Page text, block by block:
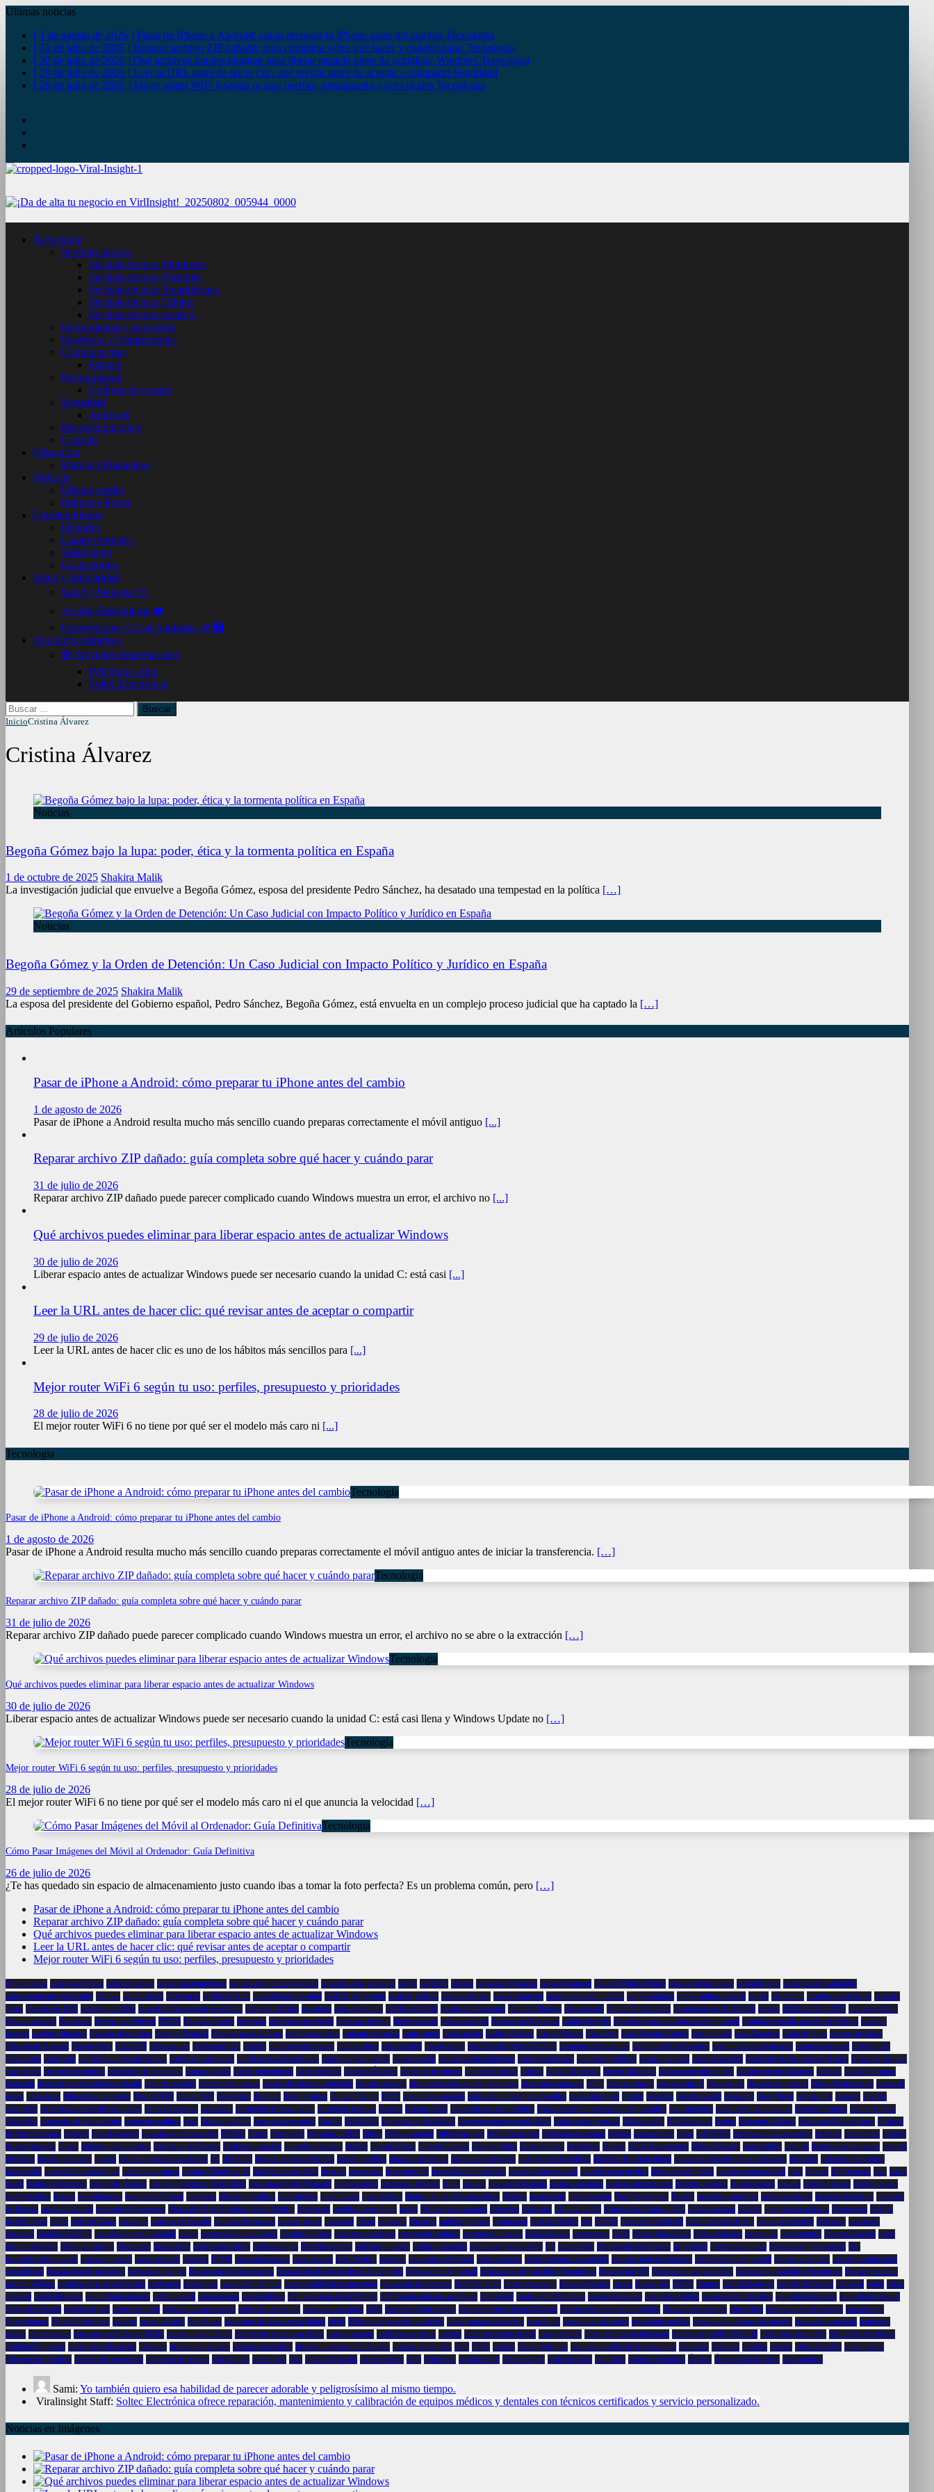
Ultimas noticias
[ 1 de agosto de 2026 ] Pasar de iPhone a Android: cómo preparar tu iPhone antes del cambio Tecnologia
[ 31 de julio de 2026 ] Reparar archivo ZIP dañado: guía completa sobre qué hacer y cuándo pararTecnologia
[ 30 de julio de 2026 ] Qué archivos puedes eliminar para liberar espacio antes de actualizar Windows Tecnologia
[ 29 de julio de 2026 ] Leer la URL antes de hacer clic: qué revisar antes de aceptar o compartir Seguridad
[ 28 de julio de 2026 ] Mejor router WiFi 6 según tu uso: perfiles, presupuesto y prioridades Tecnologia
Tecnología
Servicio tecnico
Servicio tecnico Monitores
Servicio tecnico Portatiles
Servicio tecnico Smartphones
Servicio tecnico Tablets
Servicio tecnico smart tv
Herramientas y accesorios
Hardware y Componentes
Comunicacion
Drivers
Programacion
Códigos de errores
Seguridad
Antivirus
Recomendaciones
Consejo
Educacion
Mercado Financiero
Noticias
Oriente medio
Politica y Poder
Entretenimiento
Deportes
Lugares turístico
Videojuego
Gastronomia
Salud y Solidaridad
Salud y bienestar 🩺
Acción Humanitaria ❤️
Emergencias y Crisis Sanitarias 🚨🏥
Directorio empresas
🛠️ Servicios Empresariales
Policlinica Alen
Soltec Electrónica
Buscar:
InicioCristina Álvarez
Cristina Álvarez
Noticias
Begoña Gómez bajo la lupa: poder, ética y la tormenta política en España
1 de octubre de 2025 Shakira Malik
La investigación judicial que envuelve a Begoña Gómez, esposa del presidente Pedro Sánchez, ha desatado una tempestad en la política […]
Noticias
Begoña Gómez y la Orden de Detención: Un Caso Judicial con Impacto Político y Jurídico en España
29 de septiembre de 2025 Shakira Malik
La esposa del presidente del Gobierno español, Pedro Sánchez, Begoña Gómez, está envuelta en un complejo proceso judicial que ha captado la […]
Artículos Populares
Pasar de iPhone a Android: cómo preparar tu iPhone antes del cambio
1 de agosto de 2026
Pasar de iPhone a Android resulta mucho más sencillo cuando preparas correctamente el móvil antiguo [...]
Reparar archivo ZIP dañado: guía completa sobre qué hacer y cuándo parar
31 de julio de 2026
Reparar archivo ZIP dañado puede parecer complicado cuando Windows muestra un error, el archivo no [...]
Qué archivos puedes eliminar para liberar espacio antes de actualizar Windows
30 de julio de 2026
Liberar espacio antes de actualizar Windows puede ser necesario cuando la unidad C: está casi [...]
Leer la URL antes de hacer clic: qué revisar antes de aceptar o compartir
29 de julio de 2026
Leer la URL antes de hacer clic es uno de los hábitos más sencillos para [...]
Mejor router WiFi 6 según tu uso: perfiles, presupuesto y prioridades
28 de julio de 2026
El mejor router WiFi 6 no tiene por qué ser el modelo más caro ni [...]
Tecnologia
Tecnologia
Pasar de iPhone a Android: cómo preparar tu iPhone antes del cambio
1 de agosto de 2026
Pasar de iPhone a Android resulta mucho más sencillo cuando preparas correctamente el móvil antiguo antes de iniciar la transferencia. […]
Tecnologia
Reparar archivo ZIP dañado: guía completa sobre qué hacer y cuándo parar
31 de julio de 2026
Reparar archivo ZIP dañado puede parecer complicado cuando Windows muestra un error, el archivo no se abre o la extracción […]
Tecnologia
Qué archivos puedes eliminar para liberar espacio antes de actualizar Windows
30 de julio de 2026
Liberar espacio antes de actualizar Windows puede ser necesario cuando la unidad C: está casi llena y Windows Update no […]
Tecnologia
Mejor router WiFi 6 según tu uso: perfiles, presupuesto y prioridades
28 de julio de 2026
El mejor router WiFi 6 no tiene por qué ser el modelo más caro ni el que anuncia la velocidad […]
Tecnologia
Cómo Pasar Imágenes del Móvil al Ordenador: Guía Definitiva
26 de julio de 2026
¿Te has quedado sin espacio de almacenamiento justo cuando ibas a tomar la foto perfecta? Es un problema común, pero […]
Pasar de iPhone a Android: cómo preparar tu iPhone antes del cambio
Reparar archivo ZIP dañado: guía completa sobre qué hacer y cuándo parar
Qué archivos puedes eliminar para liberar espacio antes de actualizar Windows
Leer la URL antes de hacer clic: qué revisar antes de aceptar o compartir
Mejor router WiFi 6 según tu uso: perfiles, presupuesto y prioridades
9.7 pulgadas Actividad Física actriz española actriz estadounidense actualidad política española adicción a las pantallas ADN AEMET afición Agencia Tributaria Aitana Bonmatí Alberto Núñez Feijóo alerta meteorológica alfombra roja alimentación saludable
almacenamiento en la nube Alonso alto el fuego Alzheimer anfibio ibérico ansiedad por la salud análisis del partido análisis judicial análisis técnico apalancamiento apertura del año judicial apoyo familiar apoyo militar a Israel Apple Argentina arquitectura barroca Arreglo
Asus Arreglo de iPad Arreglo de tablet Arreglo refrigeración de portátil Arreglo Toshiba asesinato astro argentino Atlético Madrid Audiencia Nacional Audios filtrados autocuidado Ayuda Humanitaria Ayuntamiento de Madrid Ayuso Balón de Oro 2025 banca española
Banco Sabadell Barcelona Bayern de Múnich BBVA Begoña Gómez bienestar bienestar emocional bienestar infantil biodiversidad bolsa española Bárbara de Braganza calidad de vida Cambiar conector alimentación portatil Cambiar pantalla portátil en Málaga Cambio
bisagra cambio climático Cambio disco duro Cambio Pantalla Cambio pantalla Asus canal ascendente cantante española cante jondo Carabanchel Carlos Alcaraz Carlos Mazón Casa Real caso Begoña Gómez caso judicial caso Zapatero Celta de Vigo centros de datos
Champions League Charlie Kirk ChatGPT ciberataques ciberseguridad cifrado cine contemporáneo cine de autor cine español clasificación clasificación Mundial 2026 computación cuántica computación en la nube comunidades autónomas comunidad local Comunidad
Valenciana confesión conflicto en Oriente Medio conflicto Irán-Israel conflicto israelí-palestino consejos para padres conservación conservación ambiental conservadurismo contratos públicos control de peso control parental Convento de las Salesas Reales Copa del Mundo
corrupción corrupción política creadores de contenido crianza digital Crisis humanitaria Crisis política Cristina Álvarez crímenes de guerra cultura española Cáncer David Broncano Debut Olímpico declaración ante el juez declaración de Zapatero defensa Dejar de Fumar
demanda dependencia tecnológica infantil deporte español derechos humanos desarrollo infantil saludable desinformación desintoxicación digital para niños detección temprana DGT diabetes tipo 1 diabetes tipo 2 diagnóstico diagnóstico precoz Dieta Mediterránea dietas de
moda diferencial diligencias judiciales Disco HDD Disco SSD diversidad divorcio dolor crónico Donald Trump DXY economía española educación digital para familias educación rural Egipto ejercicio ejército israelí elegancia Elon Musk empate 1-1 empatía energía
renovable enfermedades cardiovasculares entradas Rosalía escándalo escándalo de corrupción escándalo político España España 2025 Especialistas en Portátiles Especialistas en reparación de portátiles espiritualidad estabilidad institucional Estados Unidos Estilo de Vida
Saludable estrategia de negociación estrategia política euro Eurocopa 2025 eurocopa femenina Europa EURUSD Expertos en Portátliles Expertosreparacionportátiles exploración espacial fallecimiento FC Barcelona Feijóo Fernando Alonso Ferrocarril Subterráneo Festival
de San Sebastián firewall Fiscal General Fiscalía Anticorrupción FOMC Forex Fórmula 1 Fórmula 1 2025 fútbol Fútbol español fútbol europeo fútbol femenino fútbol internacional Galicia gastronomía Gaza GBPUSD generación de contenido genética geopolítica gestión
de emergencias Gmail gobierno autonómico Gobierno de España Gobierno español goleador veterano google Google Drive Google Gemini Google Maps Guardia Civil hambruna Hamás HDD Regenerator Helena Jubany hipocondría historia historia del flamenco historia
del islam hogar inteligente humor hábitos digitales saludables IA IBEX 35 Iglesia de Santa Bárbara imagen pública impacto mediático incendios forestales independencia judicial indicios de criminalidad indicios racionales de criminalidad inflación inflamación crónica
innovación innovación tecnológica insomnio crónico instalar Windows 11 inteligencia artificial Internet inversores investigación investigación científica investigación judicial investigación médica investigación penal investigación policial Ipad Iphone IPO España Irán islam
Israel Jennifer Lawrence José Luis Ábalos Juegos Olímpicos París 2024 juez Juan Carlos Peinado juez Zapatero jugadores jóvenes Junts justicia justicia en España justicia española justicia internacional jóvenes talentos Koldo García LaLiga Lamine Yamal Lando Norris
Lcd Portatiles legado ley antitabaco leyenda del fútbol liderazgo liderazgo político lince ibérico lionel messi Luca Zidane límites de pantalla para niños Madrid magistrado malversación Max Verstappen Mazón medidas cautelares medio ambiente memoria histórica mercado
de divisas mercado laboral mercados financieros Mercedes-Benz Fashion Week Madrid Microsoft mobile connectivity moda Monarquía española Moncloa Movistar Mundial 2026 Mundial de Clubes 2025 música urbana NASA negociación política Netanyahu Netflix
niveles clave niños norte de Gaza nostalgia noticias de España noticias deportivas nuevas pistas obesidad oferta omega-3 OpenAI opinión pública optimismo Oriente Medio oro OTAN Ousmane Dembélé Pablo Carreño Busta pagos en efectivo Palestina panadería
artesanal Pantalla LCD 17 pantallas y sueño infantil pareja participación ciudadana Partido Popular patinetes eléctricos patrimonio cultural patrimonio natural Paula Badosa paz interior Pedri Pedro Almodóvar Pedro Sánchez pensiones periodontitis Personalización peste
porcina africana Picos de Europa Placa base placas base poder adquisitivo poder político Policlínica Alen polémica política política española política española 2026 PP prevención Prevención del Cáncer privacidad privacidad online Privacidad y Seguridad Pro
procedimiento judicial proceso judicial productividad protesta PSOE quebrantahuesos ransomware Real Madrid reciclaje recitación del Corán redes sociales reducir tiempo de pantalla reforma judicial Sánchez refrigeración de portátil regreso a España relación sentimental
rentabilidad Reparacion de portátiles Reparación Apple Reparación de impresoras Reparación de ordenadores Fuengirola Reparación de portátil Reparación de portátiles Fuengirola Reparación HP Reparación pantalla Acer Reparación portátiles Fuengirola Reparar pantalla
portátil Málaga residencia fiscal en España resiliencia resistencia resolución del juez responsabilidad institucional revelación de secretos Rey Felipe VI ritmo circadiano Rosalía Madrid router Router 4G RTVE ruptura récord histórico récords de Messi Sabadell salud salud
cerebral salud digestiva salud digital infantil salud infantil salud mental salud pública San Sebastián de los Reyes SAT mantenimiento portátiles Seguridad seguridad cibernética seguridad de red seguridad digital seguridad informática seguridad nacional seguridad regional
Seguridad Social seguridad vial seguridad wifi selecciones nacionales selección argentina selección española SEO Servicio técnico Asus servicio técnico dental Málaga Servicio técnico para portátiles Silvia Intxaurrondo sinceridad sistema judicial español smartphone
Smartphones Soltec Electrónica soporte sostenibilidad Stop-Loss síndrome de abstinencia digital tablet Taller de reparación portátiles Taller reparación tablets tecnología tecnología educativa tecnología médica tecnología y desarrollo infantil televisión española tendencia
alcista tenis español tensiones en Oriente Medio tensión institucional tiempo de pantalla en niños trabajo remoto tradición española trading transformación digital transparencia transparencia institucional transporte público Madrid trastornos del sueño tribunales españoles
Tribunal Supremo tráfico de influencias Turismo turismo en España turismo en madrid turismo internacional España turistas en España UCI UCO unidad Unión Europea uso responsable de la tecnología Usuarios Valencia vecinos verano vida saludable videojuegos
videojuegos y niños Videos de reparación violencia de género Vito Quiles volatilidad Vox Vuelta a España vídeos cortos Wifi Windows windows 10 Windows 11 Yolanda Díaz YouTube Zohran Mamdani Ábalos Álvaro García Ortiz ética política
Sami: Yo también quiero esa habilidad de parecer adorable y peligrosísimo al mismo tiempo.
Viralinsight Staff: Soltec Electrónica ofrece reparación, mantenimiento y calibración de equipos médicos y dentales con técnicos certificados y servicio personalizado.
Noticias en Imágenes